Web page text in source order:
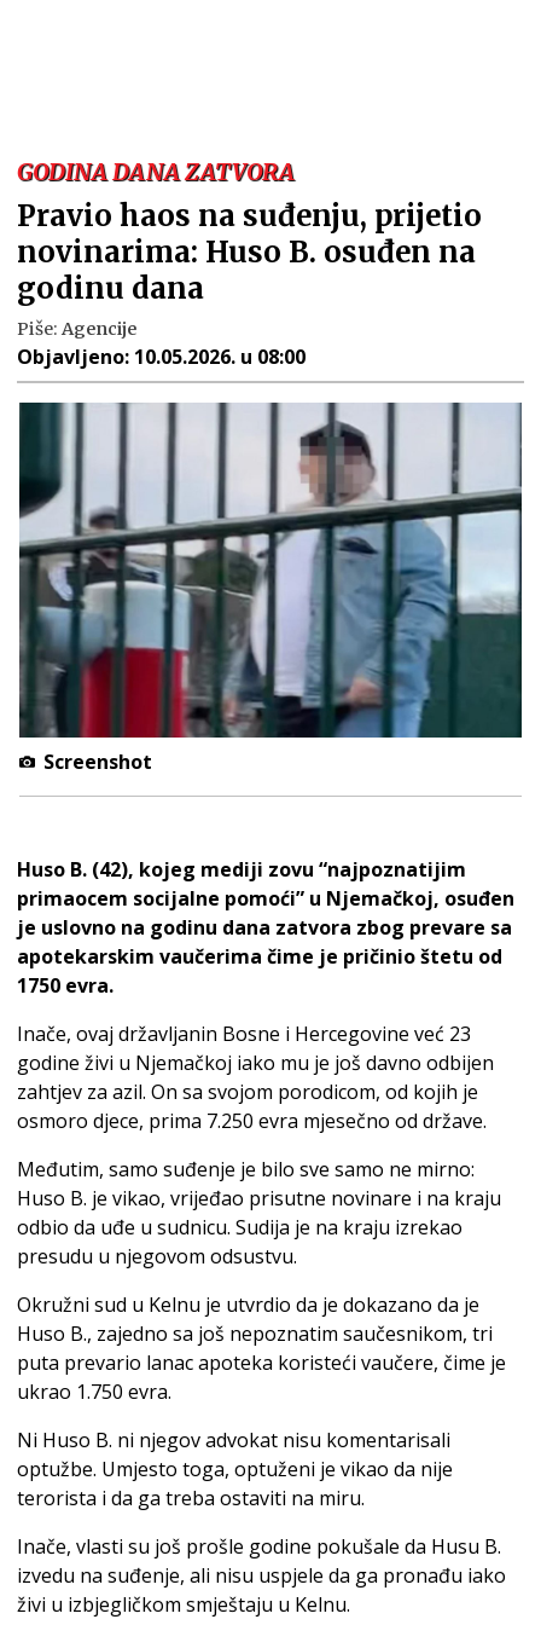
GODINA DANA ZATVORA
Pravio haos na suđenju, prijetio
novinarima: Huso B. osuđen na
godinu dana
Piše: Agencije
Objavljeno: 10.05.2026. u 08:00
Screenshot
Huso B. (42), kojeg mediji zovu “najpoznatijim
primaocem socijalne pomoći” u Njemačkoj, osuđen
je uslovno na godinu dana zatvora zbog prevare sa
apotekarskim vaučerima čime je pričinio štetu od
1750 evra.
Inače, ovaj državljanin Bosne i Hercegovine već 23
godine živi u Njemačkoj iako mu je još davno odbijen
zahtjev za azil. On sa svojom porodicom, od kojih je
osmoro djece, prima 7.250 evra mjesečno od države.
Međutim, samo suđenje je bilo sve samo ne mirno:
Huso B. je vikao, vrijeđao prisutne novinare i na kraju
odbio da uđe u sudnicu. Sudija je na kraju izrekao
presudu u njegovom odsustvu.
Okružni sud u Kelnu je utvrdio da je dokazano da je
Huso B., zajedno sa još nepoznatim saučesnikom, tri
puta prevario lanac apoteka koristeći vaučere, čime je
ukrao 1.750 evra.
Ni Huso B. ni njegov advokat nisu komentarisali
optužbe. Umjesto toga, optuženi je vikao da nije
terorista i da ga treba ostaviti na miru.
Inače, vlasti su još prošle godine pokušale da Husu B.
izvedu na suđenje, ali nisu uspjele da ga pronađu iako
živi u izbjegličkom smještaju u Kelnu.